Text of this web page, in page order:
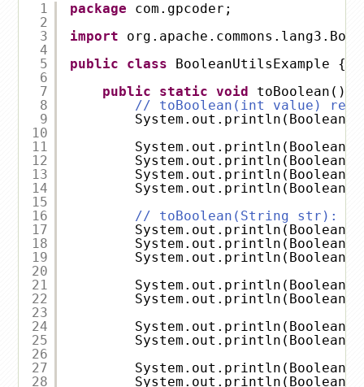
1
2
3
4
5
6
7
8
9
10
11
12
13
14
15
16
17
18
19
20
21
22
23
24
25
26
27
28
package
com.gpcoder;
import
public
class
BooleanUtilsExample {
public
static void
toBoolean() {
// toBoolean(int value)
// toBoolean(String str):